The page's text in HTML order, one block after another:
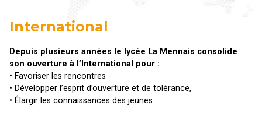
International
Depuis plusieurs années le lycée La Mennais consolide
son ouverture à l’International pour :
• Favoriser les rencontres
• Développer l’esprit d’ouverture et de tolérance,
• Élargir les connaissances des jeunes